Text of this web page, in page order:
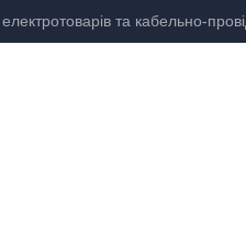
та кабельно-